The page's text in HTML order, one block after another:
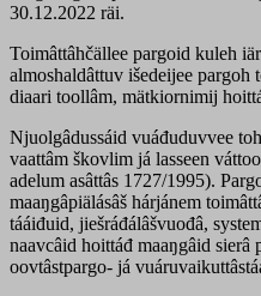
30.12.2022 räi.
Toimâttâhčällee pargoid kuleh
almoshaldâttuv išedeijee pargoh
diaari toollâm, mätkiornimij
Njuolgâdussáid vuáđuduvvee
vaattâm škovlim já lasseen
adelum asâttâs 1727/1995).
maaŋgâpiälásâš hárjánem
tááiđuid, jiešráđálâšvuođâ,
naavcâid hoittáđ maaŋgâid sierâ
oovtâstpargo- já